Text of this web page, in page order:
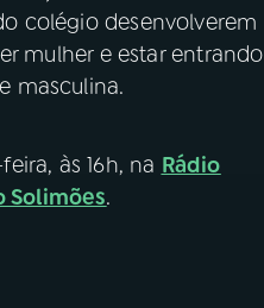
colégio desenvolverem
mulher e estar entrando
masculina.
às 16h, na Rádio
Solimões.